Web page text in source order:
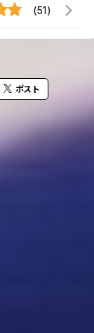
(51)
ポスト